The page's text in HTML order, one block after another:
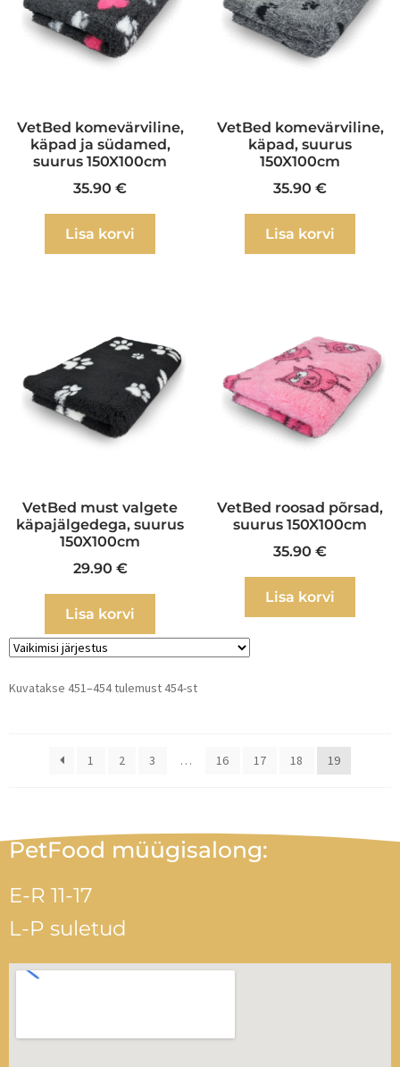
VetBed komevärviline,
käpad ja südamed,
suurus 150X100cm
35.90 €
Lisa korvi
VetBed komevärviline,
käpad, suurus
150X100cm
35.90 €
Lisa korvi
VetBed must valgete
käpajälgedega, suurus
150X100cm
29.90 €
Lisa korvi
VetBed roosad põrsad,
suurus 150X100cm
35.90 €
Lisa korvi
Kuvatakse 451–454 tulemust 454-st
1 2 3 … 16 17 18 19
PetFood müügisalong:
E-R 11-17
L-P suletud